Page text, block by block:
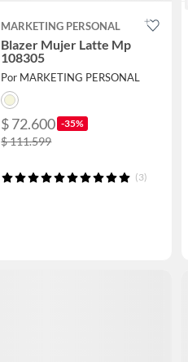
MARKETING PERSONAL
Blazer Mujer Latte Mp
108305
Por MARKETING PERSONAL
$ 72.600 -35%
$ 111.599
(3)